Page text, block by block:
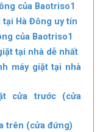
của Baotriso1
tại Hà Đông uy tín
của Baotriso1
tại nhà dễ nhất
máy giặt tại nhà
cửa trước (cửa
trên (cửa đứng)